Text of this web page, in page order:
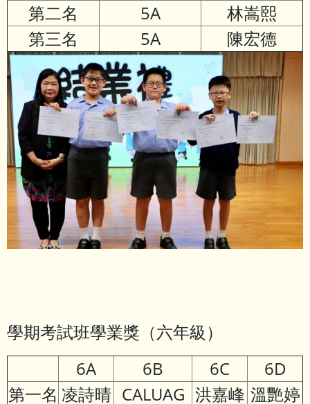
第二名
5A
林嵩熙
第三名
5A 陳宏德
學期考試班學業獎（六年級）
6A
6B 6C
6D
第一名 凌詩晴 CALUAG 洪嘉峰 溫艷婷